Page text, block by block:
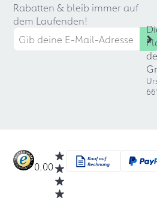
Rabatten & bleib immer auf
dem Laufenden!
0.00